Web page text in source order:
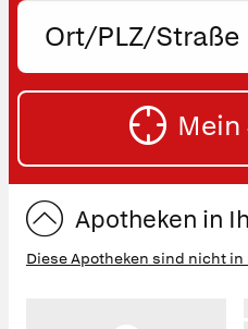
Ort,
oder
Straße
Apotheken in
Diese Apotheken sind nicht in